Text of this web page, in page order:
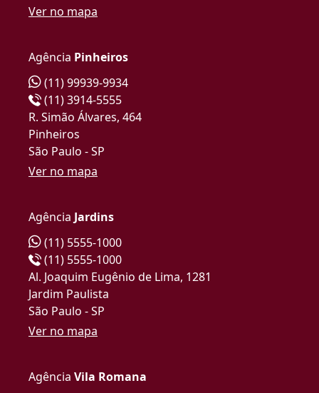
Ver no mapa
Agência Pinheiros
(11) 99939-9934
(11) 3914-5555
R. Simão Álvares, 464
Pinheiros
São Paulo - SP
Ver no mapa
Agência Jardins
(11) 5555-1000
(11) 5555-1000
Al. Joaquim Eugênio de Lima, 1281
Jardim Paulista
São Paulo - SP
Ver no mapa
Agência Vila Romana